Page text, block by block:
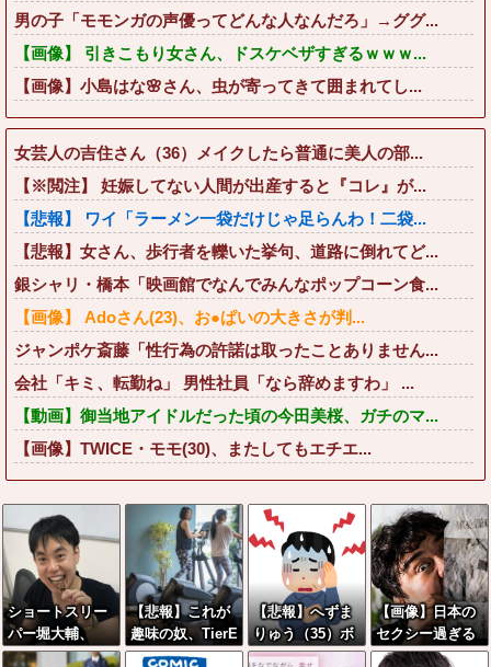
男の子「モモンガの声優ってどんな人なんだろ」→ググ...
【画像】 引きこもり女さん、ドスケベザすぎるｗｗｗ...
【画像】小島はな🌸さん、虫が寄ってきて囲まれてし...
女芸人の吉住さん（36）メイクしたら普通に美人の部...
【※閲注】 妊娠してない人間が出産すると『コレ』が...
【悲報】 ワイ「ラーメン一袋だけじゃ足らんわ！二袋...
【悲報】女さん、歩行者を轢いた挙句、道路に倒れてど...
銀シャリ・橋本「映画館でなんでみんなポップコーン食...
【画像】 Adoさん(23)、お●ぱいの大きさが判...
ジャンポケ斎藤「性行為の許諾は取ったことありません...
会社「キミ、転勤ね」 男性社員「なら辞めますわ」 ...
【動画】御当地アイドルだった頃の今田美桜、ガチのマ...
【画像】TWICE・モモ(30)、またしてもエチエ...
ショートスリー
パー堀大輔、
「寝たほうがい
【悲報】これが
趣味の奴、TierE
ランクでしたww
【悲報】へずま
りゅう（35）ボ
ランティアのた
【画像】日本の
セクシー過ぎる
女性犯罪者一覧